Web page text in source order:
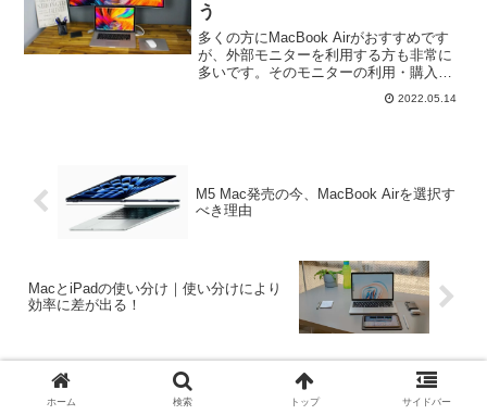
う
多くの方にMacBook Airがおすすめです
が、外部モニターを利用する方も非常に
多いです。そのモニターの利用・購入の
際に知っておいてもらいたい「4Kモニタ
ーのメリットとデメリット」も重要！
2022.05.14
M5 Mac発売の今、MacBook Airを選択す
べき理由
MacとiPadの使い分け｜使い分けにより
効率に差が出る！
コメント
ホーム 検索 トップ サイドバー